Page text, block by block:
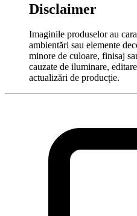
Disclaimer
Imaginile produselor au
ambientări sau elemente
minore de culoare, finisaj
cauzate de iluminare,
actualizări de producție.